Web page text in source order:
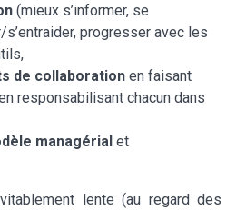
(mieux s’informer, se
progresser avec les
de collaboration en faisant
responsabilisant chacun dans
managérial et
lente (au regard des